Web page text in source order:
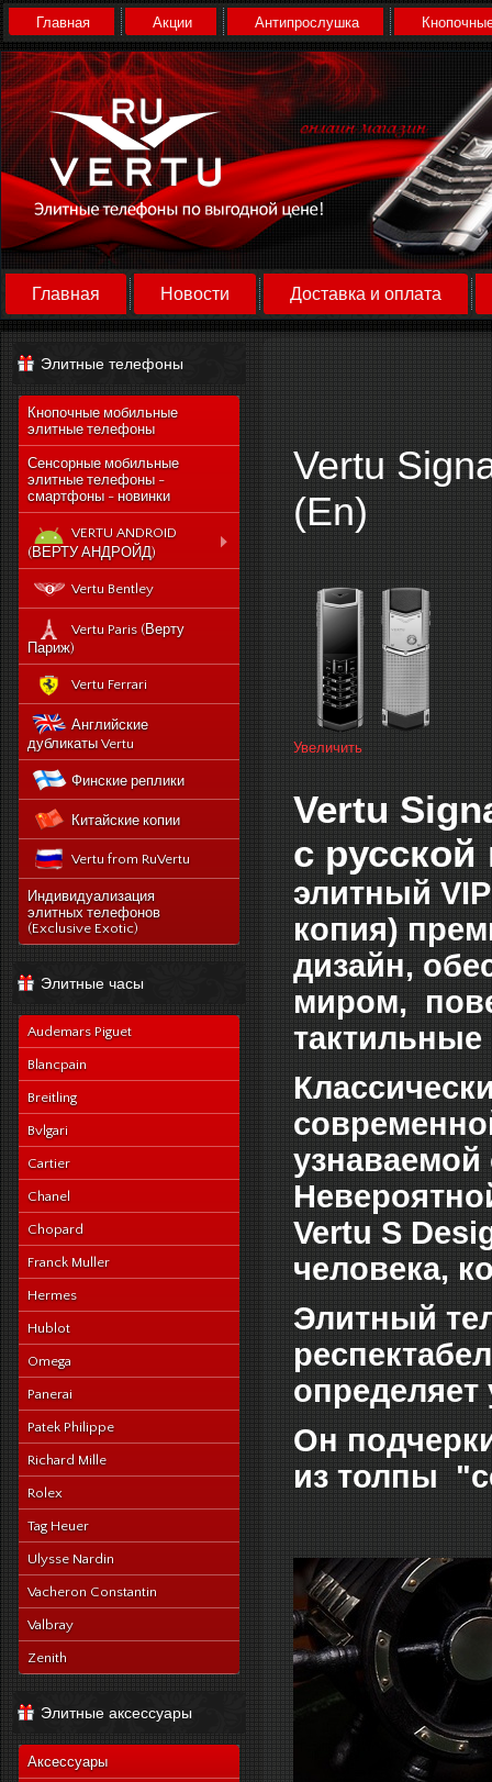
Главная Акции Антипрослушка
Главная Новости Доставка и оплата
Элитные телефоны
Кнопочные мобильные
элитные телефоны
Сенсорные мобильные
элитные телефоны -
смартфоны - новинки
VERTU ANDROID
(ВЕРТУ АНДРОЙД)
Новый Vertu Signature
New Touch
Vertu Constellation X duos
Sim - смартфон Верту
Констелейшен икс на две
сим карты
Vertu Signature touch
Vertu Aster (Верту Астер)
Vertu Ti
Vertu Constellation V
noviy-vertu-signature-
new-touch
catalog
543-vertu-signature-
touch-grape-lizard-
en
navy-alligator-en
category
175-novyj-vertu-
signature-new-touch
Vertu Bentley
Vertu Paris (Верту
Париж)
Vertu Ferrari
Английские
дубликаты Vertu
Финские реплики
Китайские копии
Vertu from RuVertu
Индивидуализация
элитных телефонов
(Exclusive Exotic)
Элитные часы
Audemars Piguet
Blancpain
Breitling
Bvlgari
Cartier
Chanel
Chopard
Franck Muller
Hermes
Hublot
Omega
Panerai
Patek Philippe
Richard Mille
Rolex
Tag Heuer
Ulysse Nardin
Vacheron Constantin
Valbray
Zenith
Элитные аксессуары
Аксессуары
Vertu
(En)
Увеличить
Vertu
с
элитный
копия)
дизайн,
миром,
узнаваемой
Vertu S
человека,
Элитный
определяет
Он
из толпы